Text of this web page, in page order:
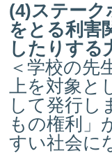
(4)ステーク
をとる利害
したりする
＜学校の先
上を対象
して発行し
もの権利」
すい社会に